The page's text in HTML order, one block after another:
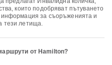
които подобряват пътуването
за съоръженията и
тези летища.
от Hamilton?